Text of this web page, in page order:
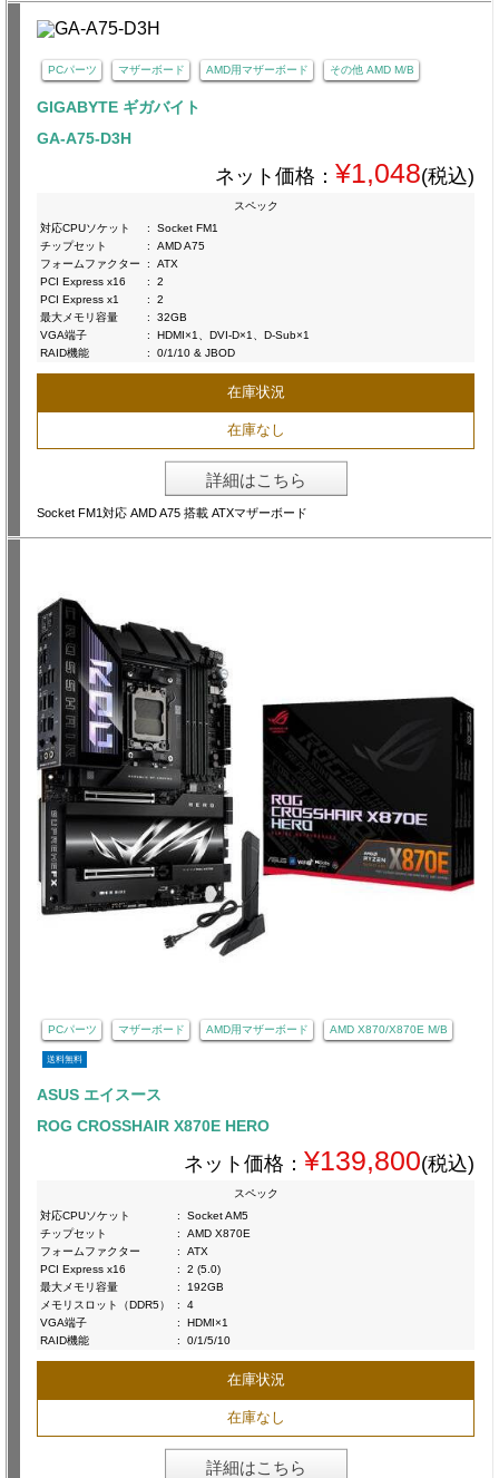
PCパーツ マザーボード AMD用マザーボード その他 AMD M/B
GIGABYTE ギガバイト
GA-A75-D3H
ネット価格： ¥1,048(税込)
スペック
対応CPUソケット
:
Socket FM1
チップセット
:
AMD A75
フォームファクター
:
ATX
PCI Express x16
:
2
PCI Express x1
:
2
最大メモリ容量
:
32GB
VGA端子
:
HDMI×1、DVI-D×1、D-Sub×1
RAID機能
: 0/1/10 & JBOD
在庫状況
在庫なし
詳細はこちら
Socket FM1対応 AMD A75 搭載 ATXマザーボード
PCパーツ マザーボード AMD用マザーボード AMD X870/X870E M/B
送料無料
ASUS エイスース
ROG CROSSHAIR X870E HERO
ネット価格： ¥139,800(税込)
スペック
対応CPUソケット
:
Socket AM5
チップセット
:
AMD X870E
フォームファクター
:
ATX
PCI Express x16
:
2 (5.0)
最大メモリ容量
:
192GB
メモリスロット（DDR5）
:
4
VGA端子
:
HDMI×1
RAID機能
: 0/1/5/10
在庫状況
在庫なし
詳細はこちら